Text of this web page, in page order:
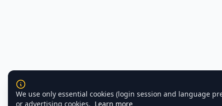
We use only essential cookies (login session and language
or advertising cookies. Learn more